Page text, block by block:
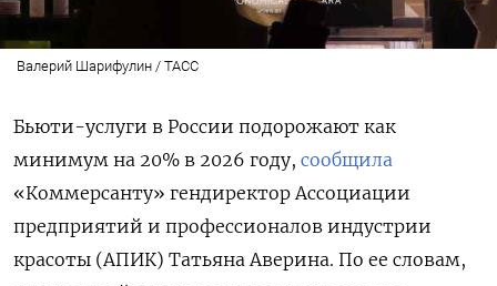
Валерий Шарифулин / ТАСС
Бьюти-услуги в России подорожают как
минимум на 20% в 2026 году, сообщила
«Коммерсанту» гендиректор Ассоциации
предприятий и профессионалов индустрии
красоты (АПИК) Татьяна Аверина. По ее словам,